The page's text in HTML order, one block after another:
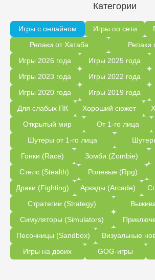
Категории
Игры с онлайном Игры по сети
Репаки от Хатаба
Репаки
Игры 2026 года
Игры 2025 года
Игры 2023 года
Игры 2022 года
Игры 2020 года
Игры 2019 года
Для слабых ПК
Хороший сюжет
Открытый мир
От 1-го лица
Шутеры от 1-го лица
Гонки (Race)
Зомби (Zombie)
Стелс (Stealth)
Ролевые (Rpg)
Драки (Fighting)
Аркады (Arcade)
Стратегии (Strategy)
Симуляторы (Simulators)
Песочницы (Sandbox)
Визуальные
Игры на двоих
GOG-игры